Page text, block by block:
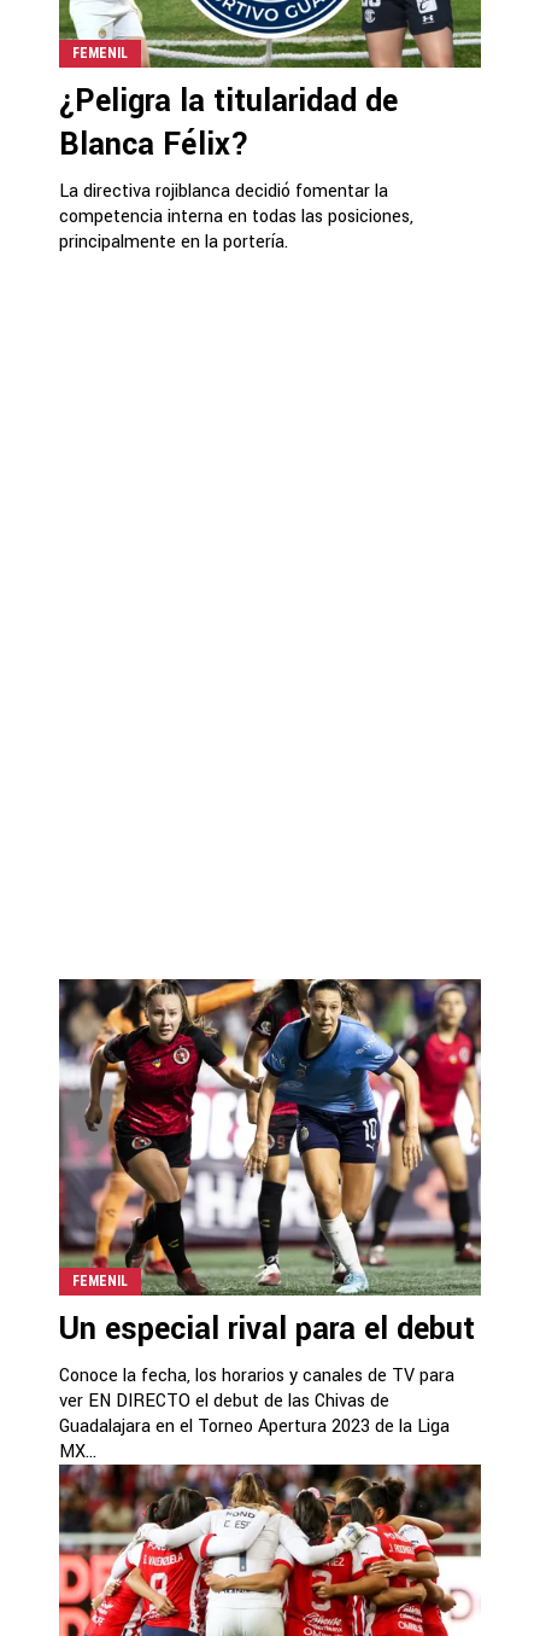
FEMENIL
¿Peligra la titularidad de
Blanca Félix?
La directiva rojiblanca decidió fomentar la
competencia interna en todas las posiciones,
principalmente en la portería.
FEMENIL
Un especial rival para el debut
Conoce la fecha, los horarios y canales de TV para
ver EN DIRECTO el debut de las Chivas de
Guadalajara en el Torneo Apertura 2023 de la Liga
MX...